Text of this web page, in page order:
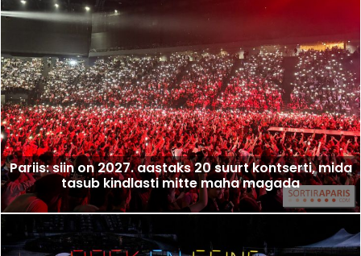
Pariis: siin on 2027. aastaks 20 suurt kontserti, mida
tasub kindlasti mitte maha magada